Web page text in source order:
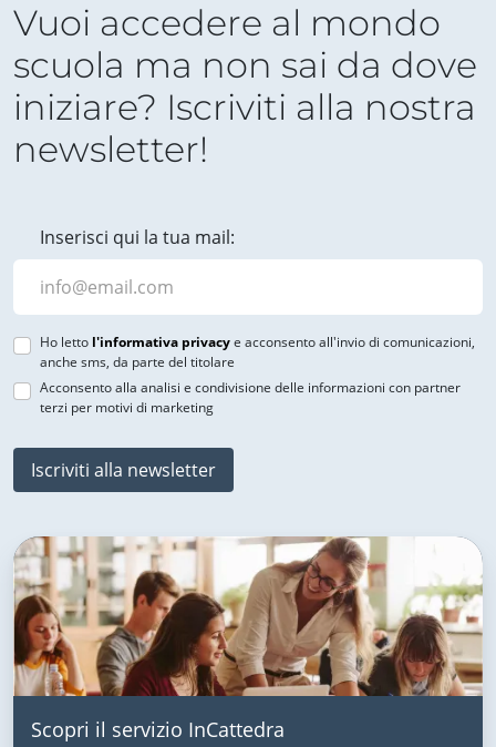
Vuoi accedere al mondo
scuola ma non sai da dove
iniziare? Iscriviti alla nostra
newsletter!
Inserisci qui la tua mail:
Ho letto l'informativa privacye acconsento all'invio di comunicazioni,
anche sms, da parte del titolare
Acconsento alla analisi e condivisione delle informazioni con partner
terzi per motivi di marketing
Iscriviti alla newsletter
Scopri il servizio InCattedra